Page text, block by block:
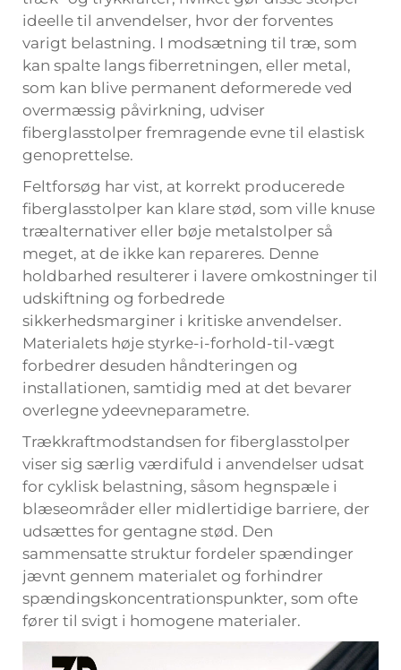
ideelle til anvendelser, hvor der forventes
varigt belastning. I modsætning til træ, som
kan spalte langs fiberretningen, eller metal,
som kan blive permanent deformerede ved
overmæssig påvirkning, udviser
fiberglasstolper fremragende evne til elastisk
genoprettelse.
Feltforsøg har vist, at korrekt producerede
fiberglasstolper kan klare stød, som ville knuse
træalternativer eller bøje metalstolper så
meget, at de ikke kan repareres. Denne
holdbarhed resulterer i lavere omkostninger til
udskiftning og forbedrede
sikkerhedsmarginer i kritiske anvendelser.
Materialets høje styrke-i-forhold-til-vægt
forbedrer desuden håndteringen og
installationen, samtidig med at det bevarer
overlegne ydeevneparametre.
Trækkraftmodstandsen for fiberglasstolper
viser sig særlig værdifuld i anvendelser udsat
for cyklisk belastning, såsom hegnspæle i
blæseområder eller midlertidige barriere, der
udsættes for gentagne stød. Den
sammensatte struktur fordeler spændinger
jævnt gennem materialet og forhindrer
spændingskoncentrationspunkter, som ofte
fører til svigt i homogene materialer.